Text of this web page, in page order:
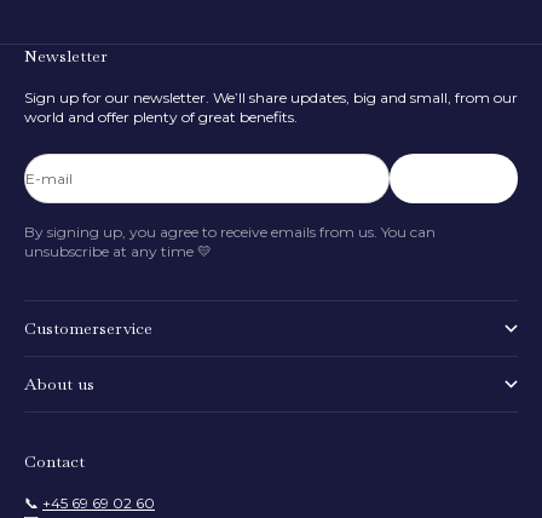
Newsletter
Sign up for our newsletter. We’ll share updates, big and small, from our
world and offer plenty of great benefits.
E-mail
By signing up, you agree to receive emails from us. You can
unsubscribe at any time 💛
Customerservice
About us
Contact
📞 +45 69 69 02 60